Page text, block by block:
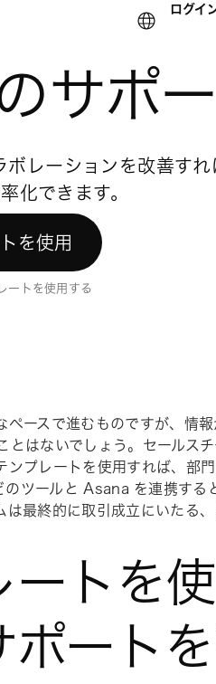
ログイ
セールスチームに問い合わせ
サポ
レーションを改善すれ
化できます。
を使用
ートを使用する
ペースで進むものですが、情
とはないでしょう。セールス
ンプレートを使用すれば、部
ツールと Asana を連携する
は最終的に取引成立にいたる
ートを
ポート